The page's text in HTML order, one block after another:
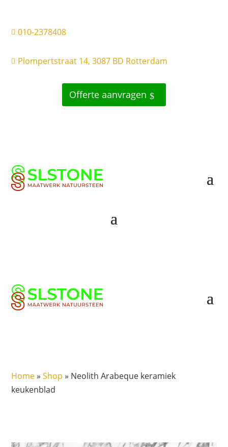
 010-2378408
 Plompertstraat 14, 3087 BD Rotterdam
Offerte aanvragen
Home»Shop » Neolith Arabeque keramiek
keukenblad